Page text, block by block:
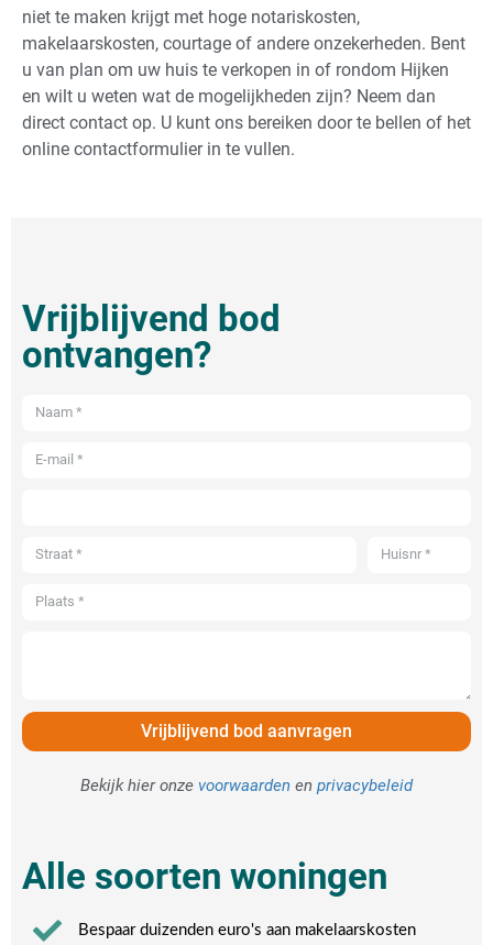
niet te maken krijgt met hoge notariskosten,
makelaarskosten, courtage of andere onzekerheden. Bent
u van plan om uw huis te verkopen in of rondom Hijken
en wilt u weten wat de mogelijkheden zijn? Neem dan
direct contact op. U kunt ons bereiken door te bellen of het
online contactformulier in te vullen.
Vrijblijvend bod
ontvangen?
Vrijblijvend bod aanvragen
Bekijk hier onze voorwaarden en privacybeleid
Alle soorten woningen
Bespaar duizenden euro's aan makelaarskosten